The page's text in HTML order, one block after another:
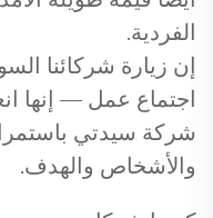
الفردية.
إن زيارة شركائنا
اجتماع عمل — إنها
شركة سيدتي
والأشخاص والهدف.